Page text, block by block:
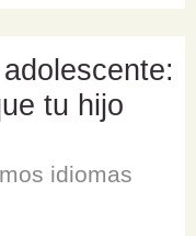
tu hijo
idiomas